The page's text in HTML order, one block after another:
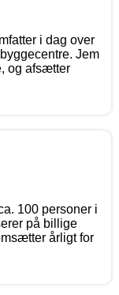
i dag over
Jem
og afsætter
100 personer i
på billige
årligt for